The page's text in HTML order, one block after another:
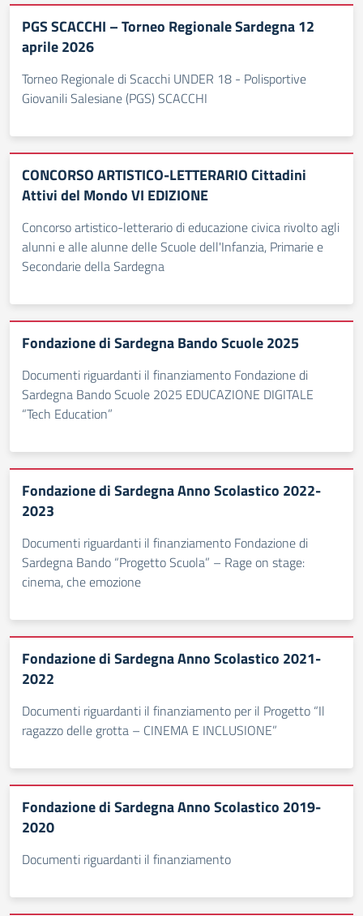
PGS SCACCHI – Torneo Regionale Sardegna 12
aprile 2026
Torneo Regionale di Scacchi UNDER 18 - Polisportive
Giovanili Salesiane (PGS) SCACCHI
CONCORSO ARTISTICO-LETTERARIO Cittadini
Attivi del Mondo VI EDIZIONE
Concorso artistico-letterario di educazione civica rivolto agli
alunni e alle alunne delle Scuole dell'Infanzia, Primarie e
Secondarie della Sardegna
Fondazione di Sardegna Bando Scuole 2025
Documenti riguardanti il finanziamento Fondazione di
Sardegna Bando Scuole 2025 EDUCAZIONE DIGITALE
“Tech Education”
Fondazione di Sardegna Anno Scolastico 2022-
2023
Documenti riguardanti il finanziamento Fondazione di
Sardegna Bando “Progetto Scuola” – Rage on stage:
cinema, che emozione
Fondazione di Sardegna Anno Scolastico 2021-
2022
Documenti riguardanti il finanziamento per il Progetto “Il
ragazzo delle grotta – CINEMA E INCLUSIONE”
Fondazione di Sardegna Anno Scolastico 2019-
2020
Documenti riguardanti il finanziamento